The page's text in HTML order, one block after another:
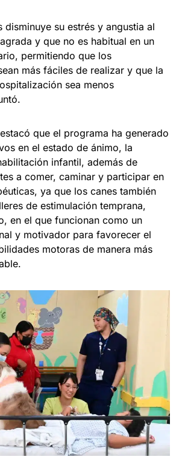
disminuye su estrés y angustia al
y que no es habitual en un
permitiendo que los
más fáciles de realizar y que la
sea menos
que el programa ha generado
en el estado de ánimo, la
infantil, además de
a comer, caminar y participar en
ya que los canes también
de estimulación temprana,
en el que funcionan como un
y motivador para favorecer el
motoras de manera más